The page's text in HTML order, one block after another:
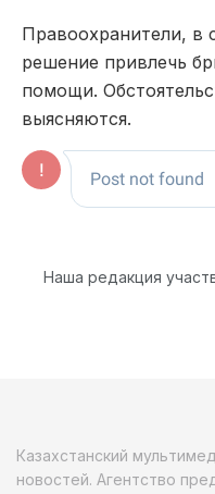
Правоохранители, в
решение привлечь
помощи.
выясняются.
Наша редакция
Казахстанский
новостей. Агентство